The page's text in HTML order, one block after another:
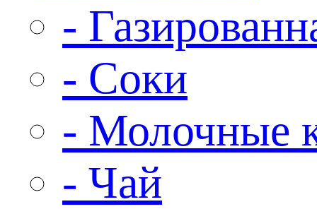
-
- Соки
- Молочные
- Чай